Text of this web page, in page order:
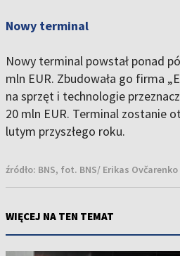
Nowy terminal
Nowy terminal powstał ponad
mln EUR. Zbudowała go firma
na sprzęt i technologie
20 mln EUR. Terminal zostanie
lutym przyszłego roku.
źródło: BNS, fot. BNS/ Erikas Ovčarenko
WIĘCEJ NA TEN TEMAT